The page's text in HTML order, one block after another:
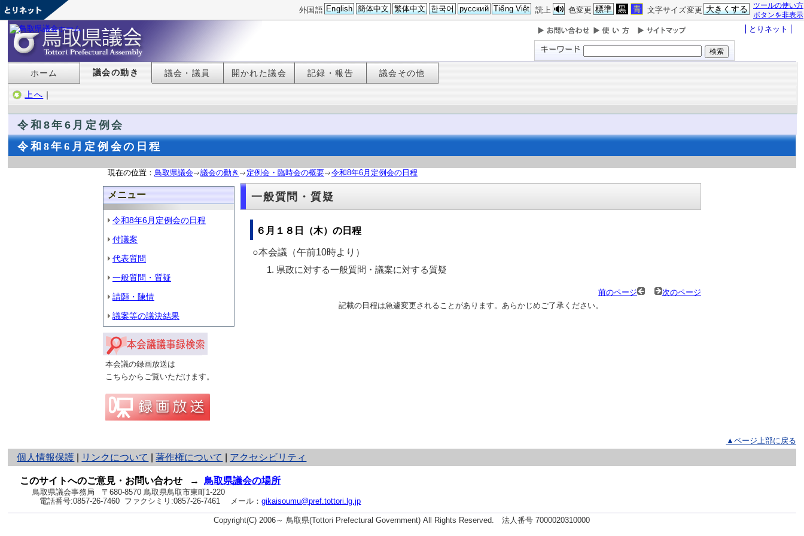
ツールの使い方
ボタンを非表示
文字サイズ変更 大きくする
色変更 標準 黒 青
読上
外国語 English 簡体中文 繁体中文 한국어 русский Tiếng Việt
とりネット
ホーム 議会の動き 議会・議員 開かれた議会 記録・報告 議会その他
上へ ｜
令和8年6月定例会
令和8年6月定例会の日程
現在の位置： 鳥取県議会 議会の動き 定例会・臨時会の概要 令和8年6月定例会の日程
メニュー
令和8年6月定例会の日程
付議案
代表質問
一般質問・質疑
請願・陳情
議案等の議決結果
本会議の録画放送は
こちらからご覧いただけます。
一般質問・質疑
６月１８日（木）の日程
○本会議（午前10時より）
県政に対する一般質問・議案に対する質疑
前のページ
次のページ
記載の日程は急遽変更されることがあります。あらかじめご了承ください。
▲ページ上部に戻る
個人情報保護
と
り
ネ
ッ
ト
へ
リンクについて |著作権について アクセシビリティ
このサイトへのご意見・お問い合わせ →鳥取県議会の場所
鳥取県議会事務局
〒680-8570 鳥取県鳥取市東町1-220
電話番号:0857-26-7460 ファクシミリ:0857-26-7461 メール：gikaisoumu@pref.tottori.lg.jp
Copyright(C) 2006～ 鳥取県(Tottori Prefectural Government) All Rights Reserved. 法人番号 7000020310000